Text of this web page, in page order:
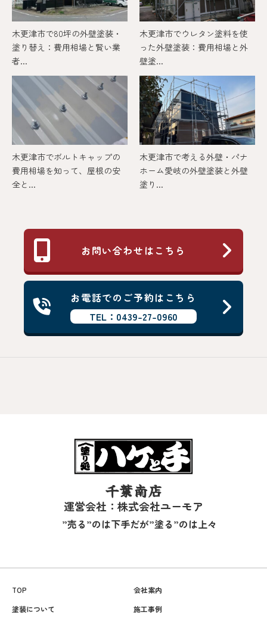
木更津市で80坪の外壁塗装・
塗り替え：費用相場と賢い業
者...
木更津市でウレタン塗料を使
った外壁塗装：費用相場と外
壁塗...
木更津市でボルトキャップの
費用相場を知って、屋根の安
全と...
木更津市で考える外壁・パナ
ホーム愛岐の外壁塗装と外壁
塗り...
お問い合わせはこちら
お電話でのご予約はこちら
TEL：0439-27-0960
千葉南店
運営会社：株式会社ユーモア
”売る”のは下手だが”塗る”のは上々
TOP
会社案内
塗装について
施工事例